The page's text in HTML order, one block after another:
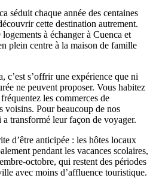
séduit chaque année des centaines
cette destination autrement.
à échanger à Cuenca et
plein centre à la maison de famille
c’est s’offrir une expérience que ni
ne peuvent proposer. Vous habitez
les commerces de
voisins. Pour beaucoup de nos
transformé leur façon de voyager.
d’être anticipée : les hôtes locaux
pendant les vacances scolaires,
octobre, qui restent des périodes
avec moins d’affluence touristique.